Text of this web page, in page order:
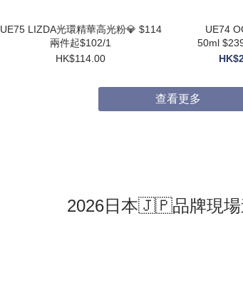
UE75 LIZDA光環精華高光粉💎 $114
兩件起$102/1
HK$114.00
UE74
50ml $239 3件起$199/1 買三支送6
查看更多
2026日本🇯🇵品牌現